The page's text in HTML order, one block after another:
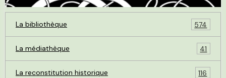
La bibliothèque 574
La médiathèque 41
La reconstitution historique 116